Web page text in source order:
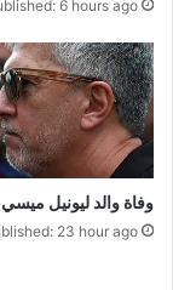
6 hours ago
وفاة والد ليونيل ميسي
23 hour ago